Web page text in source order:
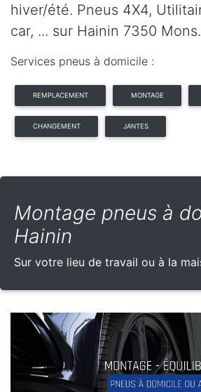
hiver/été. Pneus 4X4,
car, ... sur Hainin 7350 Mons.
Services pneus à domicile :
REMPLACEMENT MONTAGE
CHANGEMENT JANTES
Montage pneus à
Hainin
Sur votre lieu de travail ou à la